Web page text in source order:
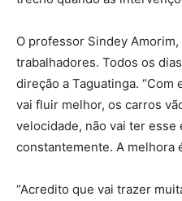
O professor Sindey
trabalhadores. Todos os
direção a Taguatinga.
vai fluir melhor, os carros
velocidade, não vai ter
constantemente. A melhora
“Acredito que vai trazer